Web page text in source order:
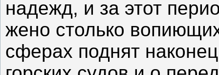
надежд, и за этот
жено столько
сферах поднят